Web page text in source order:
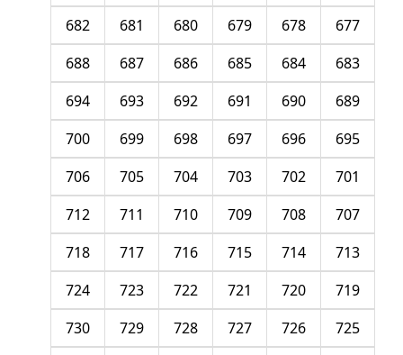
677
678
679
680
681
682
683
684
685
686
687
688
689
690
691
692
693
694
695
696
697
698
699
700
701
702
703
704
705
706
707
708
709
710
711
712
713
714
715
716
717
718
719
720
721
722
723
724
725
726
727
728
729
730